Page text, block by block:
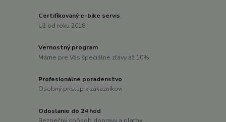
Certifikovaný e-bike servis
Už od roku 2018
Vernostný program
Máme pre Vás špeciálne zľavy až 10%
Profesionálne poradenstvo
Osobný prístup k zákazníkovi
Odoslanie do 24 hod